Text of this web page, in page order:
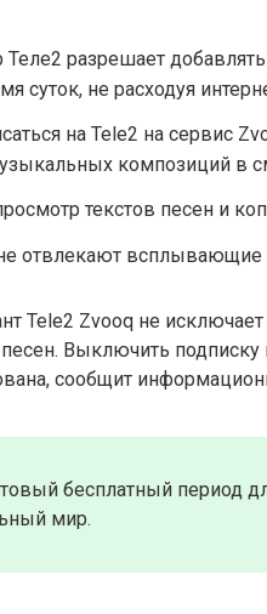
разрешает
суток, не расходуя
на Tele2 на сервис
композиций в
текстов песен и
отвлекают всплывающие
Tele2 Zvooq не
Выключить
сообщит
бесплатный период
мир.